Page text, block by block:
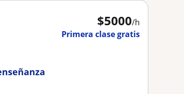
$5000/h
Primera clase gratis